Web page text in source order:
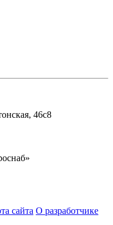
46с8
сайта О разработчике